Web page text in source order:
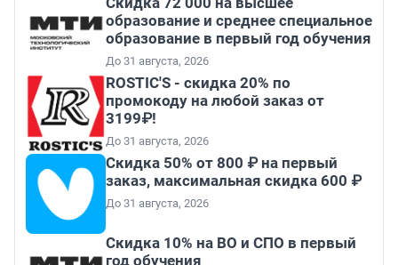
образование и среднее специальное
образование в первый год обучения
До 31 августа, 2026
ROSTIC'S - скидка 20% по
промокоду на любой заказ от
3199₽!
До 31 августа, 2026
Скидка 50% от 800 ₽ на первый
заказ, максимальная скидка 600 ₽
До 31 августа, 2026
Скидка 10% на ВО и СПО в первый
год обучения